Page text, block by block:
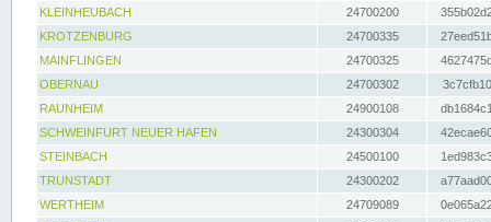
KLEINHEUBACH 24700200
KROTZENBURG
24700335
MAINFLINGEN
24700325
OBERNAU
24700302
RAUNHEIM
24900108
SCHWEINFURT NEUER HAFEN
24300304
STEINBACH
24500100
TRUNSTADT
24300202
WERTHEIM
24709089